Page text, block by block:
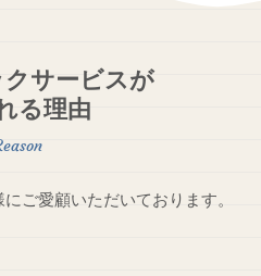
サービスが
る理由
ご愛顧いただいております。